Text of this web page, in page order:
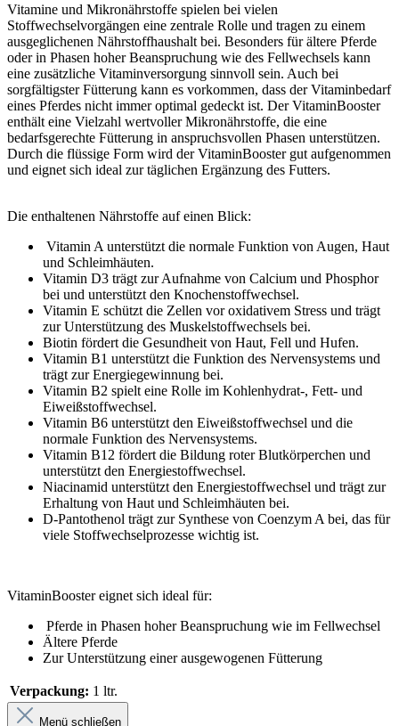
Vitamine und Mikronährstoffe spielen bei vielen
Stoffwechselvorgängen eine zentrale Rolle und tragen zu einem
ausgeglichenen Nährstoffhaushalt bei. Besonders für ältere Pferde
oder in Phasen hoher Beanspruchung wie des Fellwechsels kann
eine zusätzliche Vitaminversorgung sinnvoll sein. Auch bei
sorgfältigster Fütterung kann es vorkommen, dass der Vitaminbedarf
eines Pferdes nicht immer optimal gedeckt ist. Der VitaminBooster
enthält eine Vielzahl wertvoller Mikronährstoffe, die eine
bedarfsgerechte Fütterung in anspruchsvollen Phasen unterstützen.
Durch die flüssige Form wird der VitaminBooster gut aufgenommen
und eignet sich ideal zur täglichen Ergänzung des Futters.
Die enthaltenen Nährstoffe auf einen Blick:
Vitamin A unterstützt die normale Funktion von Augen, Haut
und Schleimhäuten.
Vitamin D3 trägt zur Aufnahme von Calcium und Phosphor
bei und unterstützt den Knochenstoffwechsel.
Vitamin E schützt die Zellen vor oxidativem Stress und trägt
zur Unterstützung des Muskelstoffwechsels bei.
Biotin fördert die Gesundheit von Haut, Fell und Hufen.
Vitamin B1 unterstützt die Funktion des Nervensystems und
trägt zur Energiegewinnung bei.
Vitamin B2 spielt eine Rolle im Kohlenhydrat-, Fett- und
Eiweißstoffwechsel.
Vitamin B6 unterstützt den Eiweißstoffwechsel und die
normale Funktion des Nervensystems.
Vitamin B12 fördert die Bildung roter Blutkörperchen und
unterstützt den Energiestoffwechsel.
Niacinamid unterstützt den Energiestoffwechsel und trägt zur
Erhaltung von Haut und Schleimhäuten bei.
D-Pantothenol trägt zur Synthese von Coenzym A bei, das für
viele Stoffwechselprozesse wichtig ist.
VitaminBooster eignet sich ideal für:
Pferde in Phasen hoher Beanspruchung wie im Fellwechsel
Ältere Pferde
Zur Unterstützung einer ausgewogenen Fütterung
Verpackung: 1 ltr.
Menü schließen